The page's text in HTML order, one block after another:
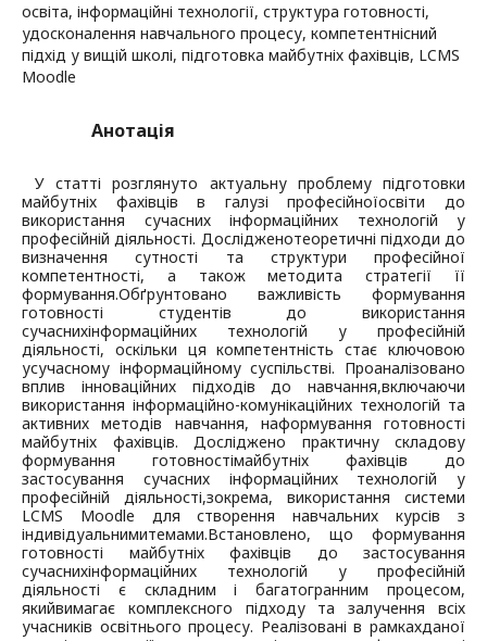
освіта, інформаційні технології, структура готовності,
удосконалення навчального процесу, компетентнісний
підхід у вищій школі, підготовка майбутніх фахівців, LCMS
Moodle
Анотація
У статті розглянуто актуальну проблему підготовки
майбутніх фахівців в галузі професійноїосвіти до
використання сучасних інформаційних технологій у
професійній діяльності. Дослідженотеоретичні підходи до
визначення сутності та структури професійної
компетентності, а також методита стратегії її
формування.Обґрунтовано важливість формування
готовності студентів до використання
сучаснихінформаційних технологій у професійній
діяльності, оскільки ця компетентність стає ключовою
усучасному інформаційному суспільстві. Проаналізовано
вплив інноваційних підходів до навчання,включаючи
використання інформаційно-комунікаційних технологій та
активних методів навчання, наформування готовності
майбутніх фахівців. Досліджено практичну складову
формування готовностімайбутніх фахівців до
застосування сучасних інформаційних технологій у
професійній діяльності,зокрема, використання системи
LCMS Moodle для створення навчальних курсів з
індивідуальнимитемами.Встановлено, що формування
готовності майбутніх фахівців до застосування
сучаснихінформаційних технологій у професійній
діяльності є складним і багатогранним процесом,
якийвимагає комплексного підходу та залучення всіх
учасників освітнього процесу. Реалізовані в рамкахданої